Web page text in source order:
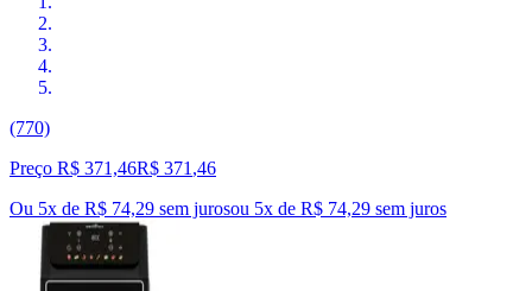
(770)
Preço R$ 371,46R$ 371 ,46
Ou 5x de R$ 74,29 sem jurosou 5x de R$ 74,29 sem juros